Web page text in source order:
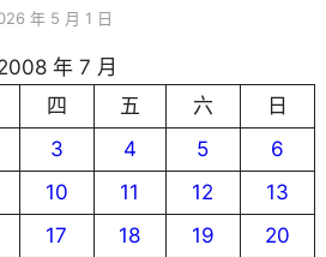
年 5 月 1 日
年 7 月
四 五 六
日
3 4 5
6
10 11 12
13
17 18 19
20